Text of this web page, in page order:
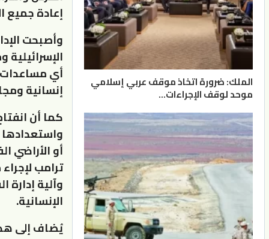
إعادة جميع
وأصبحت
أي مساعدات
إنسانية
كما أن
أو الأراضي
ترامب
وآلية
الإنسانية.
يُضاف إلى
الملك: ضرورة اتخاذ موقف عربي إسلامي
موحد لوقف الإجراءات…